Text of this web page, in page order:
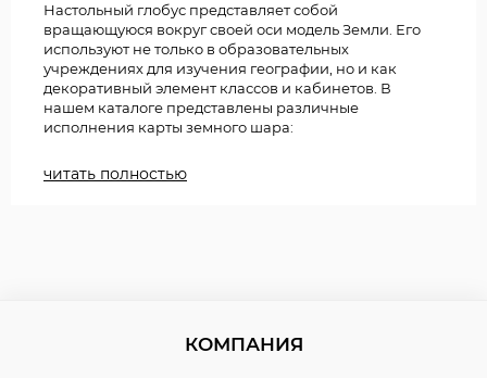
Настольный глобус представляет собой
вращающуюся вокруг своей оси модель Земли. Его
используют не только в образовательных
учреждениях для изучения географии, но и как
декоративный элемент классов и кабинетов. В
нашем каталоге представлены различные
исполнения карты земного шара:
• физико-политическая;
читать полностью
КОМПАНИЯ